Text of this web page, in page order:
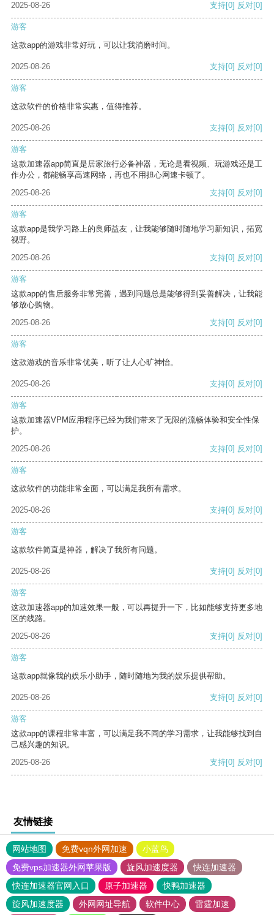
2025-08-26
支持[0] 反对[0]
游客
这款app的游戏非常好玩，可以让我消磨时间。
2025-08-26 支持[0] 反对[0]
游客
这款软件的价格非常实惠，值得推荐。
2025-08-26 支持[0] 反对[0]
游客
这款加速器app简直是居家旅行必备神器，无论是看视频、玩游戏还是工
作办公，都能畅享高速网络，再也不用担心网速卡顿了。
2025-08-26
支持[0] 反对[0]
游客
这款app是我学习路上的良师益友，让我能够随时随地学习新知识，拓宽
视野。
2025-08-26
支持[0] 反对[0]
游客
这款app的售后服务非常完善，遇到问题总是能够得到妥善解决，让我能
够放心购物。
2025-08-26
支持[0] 反对[0]
游客
这款游戏的音乐非常优美，听了让人心旷神怡。
2025-08-26 支持[0] 反对[0]
游客
这款加速器VPM应用程序已经为我们带来了无限的流畅体验和安全性保
护。
2025-08-26
支持[0] 反对[0]
游客
这款软件的功能非常全面，可以满足我所有需求。
2025-08-26 支持[0] 反对[0]
游客
这款软件简直是神器，解决了我所有问题。
2025-08-26 支持[0] 反对[0]
游客
这款加速器app的加速效果一般，可以再提升一下，比如能够支持更多地
区的线路。
2025-08-26
支持[0] 反对[0]
游客
这款app就像我的娱乐小助手，随时随地为我的娱乐提供帮助。
2025-08-26 支持[0] 反对[0]
游客
这款app的课程非常丰富，可以满足我不同的学习需求，让我能够找到自
己感兴趣的知识。
2025-08-26
支持[0] 反对[0]
友情链接
网站地图 免费vqn外网加速
小蓝鸟
免费vps加速器外网苹果版
旋风加速度器
快连加速器
快连加速器官网入口
原子加速器
快鸭加速器
旋风加速度器
外网网址导航 软件中心 雷霆加速